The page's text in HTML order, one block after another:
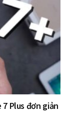
Plus đơn giản